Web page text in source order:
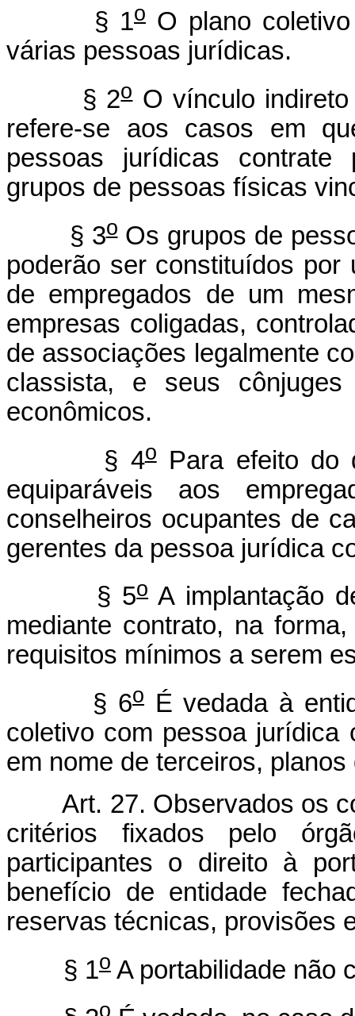
§ 1o O plano
várias pessoas jurídicas.
§ 2oO vínculo indireto
refere-se aos casos em
pessoas jurídicas contrate
grupos de pessoas físicas
§ 3oOs grupos de
poderão ser constituídos
de empregados de um
empresas coligadas,
de associações legalmente
classista, e seus
econômicos.
§ 4oPara efeito do
equiparáveis aos
conselheiros ocupantes de
gerentes da pessoa jurídica
§ 5oA implantação
mediante contrato, na
requisitos mínimos a serem
§ 6o É vedada à
coletivo com pessoa jurídica
em nome de terceiros,
Art. 27. Observados os
critérios fixados pelo
participantes o direito à
benefício de entidade
reservas técnicas, provisões
§ 1o A portabilidade não
o